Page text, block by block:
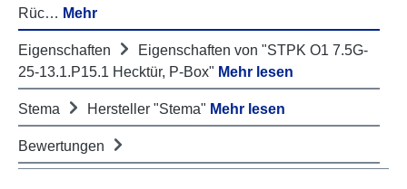
Rüc… Mehr
Eigenschaften
Eigenschaften von "STPK O1 7.5G-
25-13.1.P15.1 Hecktür, P-Box" Mehr lesen
Stema Hersteller "Stema" Mehr lesen
Bewertungen